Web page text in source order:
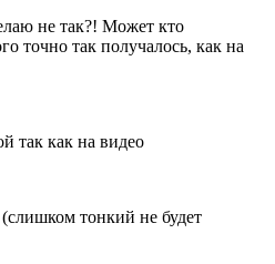
не так?! Может кто
точно так получалось, как на
так как на видео
тонкий не будет